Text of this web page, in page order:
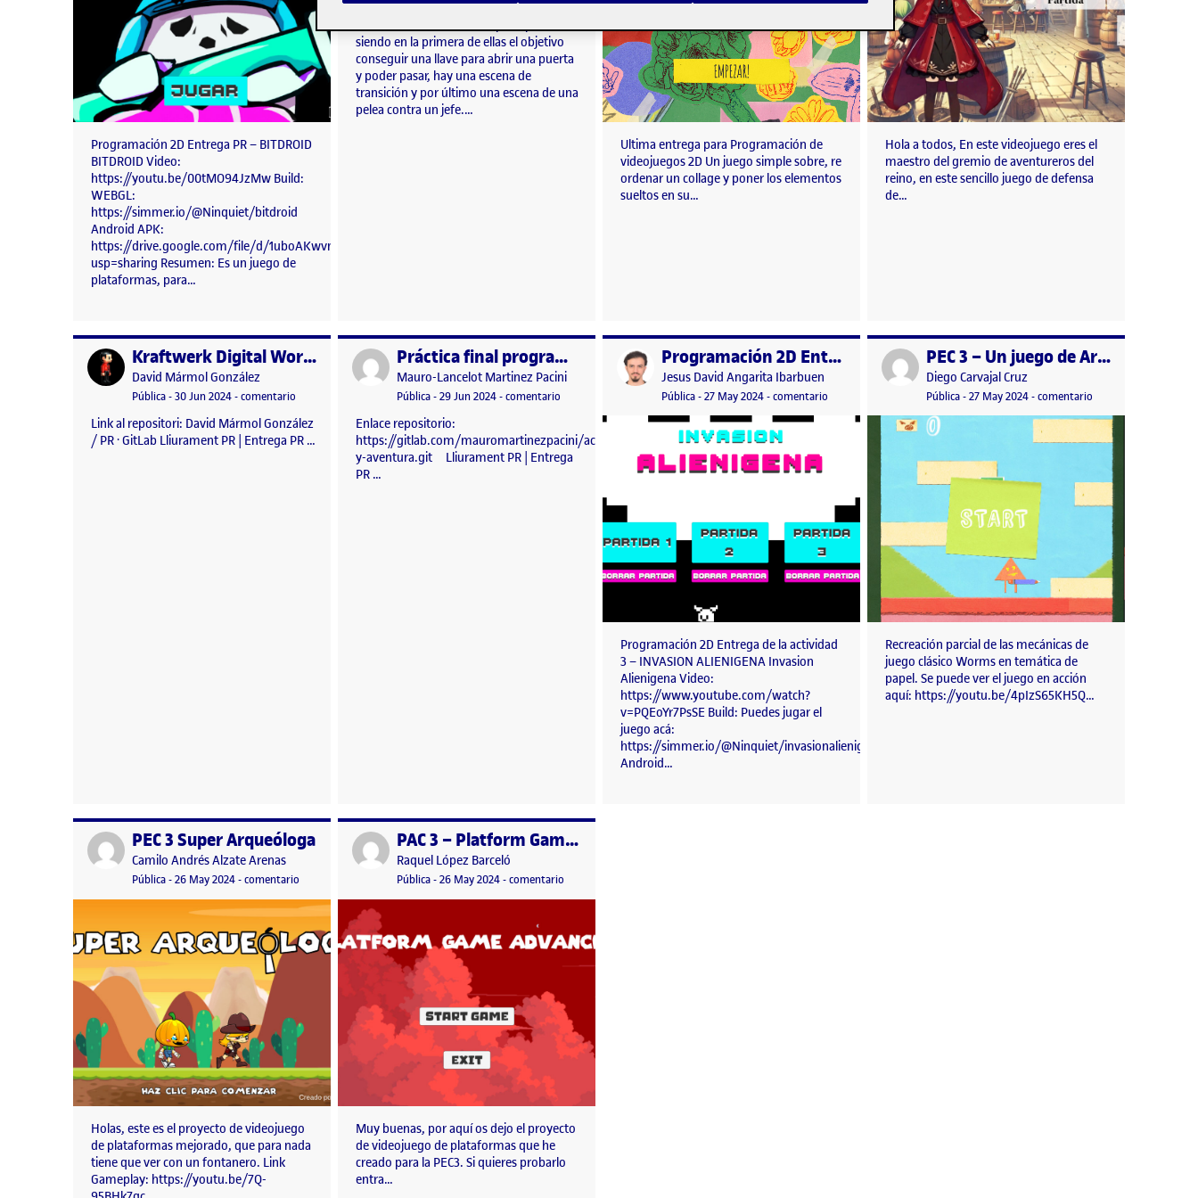
Programación 2D Entrega PR – BITDROID
BITDROID Video:
https://youtu.be/00tMO94JzMw Build:
WEBGL:
https://simmer.io/@Ninquiet/bitdroid
Android APK:
https://drive.google.com/file/d/1uboAKwvmPvxGybUzf7whBWIWJWcflw6M/view?
usp=sharing Resumen: Es un juego de
plataformas, para…
llega a explorar en su totalidad. Para esto
se han hecho dos escenas principales,
siendo en la primera de ellas el objetivo
conseguir una llave para abrir una puerta
y poder pasar, hay una escena de
transición y por último una escena de una
pelea contra un jefe.…
Ultima entrega para Programación de
videojuegos 2D Un juego simple sobre, re
ordenar un collage y poner los elementos
sueltos en su…
Hola a todos, En este videojuego eres el
maestro del gremio de aventureros del
reino, en este sencillo juego de defensa
de…
Publicado por Kraftwerk Digital World – 1981
Publicado por
David Mármol González
Visibilidad:
Pública-Fecha de publicación
30 Jun 202413 octubre, 2024 1:37 pm
-comentario en Kraftwerk Digital World – 1981
Link al repositori: David Mármol González
/ PR · GitLab Lliurament PR | Entrega PR …
Publicado por Práctica final programación 2D. Juego de aventuras y acción
Publicado por
Mauro-Lancelot Martinez Pacini
Visibilidad:
Pública-Fecha de publicación
29 Jun 2024-comentario en Práctica final programación 2D. Juego de aventuras y acción
Enlace repositorio:
https://gitlab.com/mauromartinezpacini/accion-
y-aventura.git Lliurament PR | Entrega
PR …
Publicado por Programación 2D Entrega de la actividad 3 – INVASION ALIENIGENA
Publicado por
Jesus David Angarita Ibarbuen
Visibilidad:
Pública-Fecha de publicación
27 May 202427 mayo, 2024 10:34 pm
-comentario en Programación 2D Entrega de la actividad 3 – INVASION ALIENIGENA
Programación 2D Entrega de la actividad
3 – INVASION ALIENIGENA Invasion
Alienigena Video:
https://www.youtube.com/watch?
v=PQEoYr7PsSE Build: Puedes jugar el
juego acá:
https://simmer.io/@Ninquiet/invasionalienigena
Android…
Publicado por PEC 3 – Un juego de Artillería
Publicado por
Diego Carvajal Cruz
Visibilidad:
Pública-Fecha de publicación
27 May 2024-comentario
Recreación parcial de las mecánicas de
juego clásico Worms en temática de
papel. Se puede ver el juego en acción
aquí: https://youtu.be/4pIzS65KH5Q…
Publicado porPEC 3 Super Arqueóloga
Publicado por
Camilo Andrés Alzate Arenas
Visibilidad:
Pública-Fecha de publicación
26 May 202427 mayo, 2024 3:47 pm
-comentario en PEC 3 Super Arqueóloga
Holas, este es el proyecto de videojuego
de plataformas mejorado, que para nada
tiene que ver con un fontanero. Link
Gameplay: https://youtu.be/7Q-
Publicado por PAC 3 – Platform Game Advanced
Publicado por
Raquel López Barceló
Visibilidad:
Pública-Fecha de publicación
26 May 202426 mayo, 2024 8:28 pm
-comentario
Muy buenas, por aquí os dejo el proyecto
de videojuego de plataformas que he
creado para la PEC3. Si quieres probarlo
entra…